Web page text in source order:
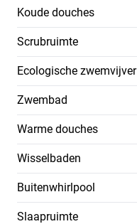
Koude douches
Scrubruimte
Ecologische zwemvijver
Zwembad
Warme douches
Wisselbaden
Buitenwhirlpool
Slaapruimte